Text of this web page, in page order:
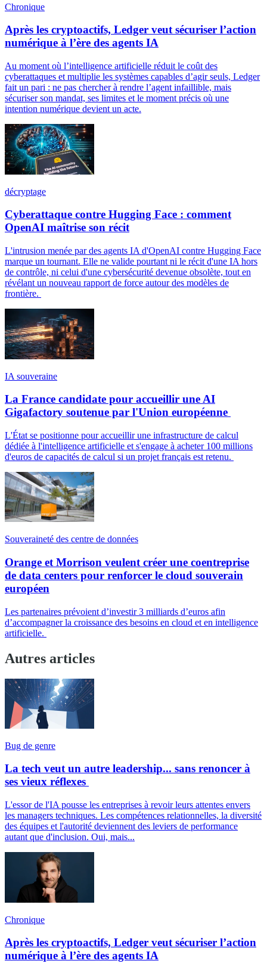
Chronique
Après les cryptoactifs, Ledger veut sécuriser l’action
numérique à l’ère des agents IA
Au moment où l’intelligence artificielle réduit le coût des
cyberattaques et multiplie les systèmes capables d’agir seuls, Ledger
fait un pari : ne pas chercher à rendre l’agent infaillible, mais
sécuriser son mandat, ses limites et le moment précis où une
intention numérique devient un acte.
décryptage
Cyberattaque contre Hugging Face : comment
OpenAI maîtrise son récit
L'intrusion menée par des agents IA d'OpenAI contre Hugging Face
marque un tournant. Elle ne valide pourtant ni le récit d'une IA hors
de contrôle, ni celui d'une cybersécurité devenue obsolète, tout en
révélant un nouveau rapport de force autour des modèles de
frontière.
IA souveraine
La France candidate pour accueillir une AI
Gigafactory soutenue par l'Union européenne
L'État se positionne pour accueillir une infrastructure de calcul
dédiée à l'intelligence artificielle et s'engage à acheter 100 millions
d'euros de capacités de calcul si un projet français est retenu.
Souveraineté des centre de données
Orange et Morrison veulent créer une coentreprise
de data centers pour renforcer le cloud souverain
européen
Les partenaires prévoient d’investir 3 milliards d’euros afin
d’accompagner la croissance des besoins en cloud et en intelligence
artificielle.
Autres articles
Bug de genre
La tech veut un autre leadership... sans renoncer à
ses vieux réflexes
L'essor de l'IA pousse les entreprises à revoir leurs attentes envers
les managers techniques. Les compétences relationnelles, la diversité
des équipes et l'autorité deviennent des leviers de performance
autant que d'inclusion. Oui, mais...
Chronique
Après les cryptoactifs, Ledger veut sécuriser l’action
numérique à l’ère des agents IA